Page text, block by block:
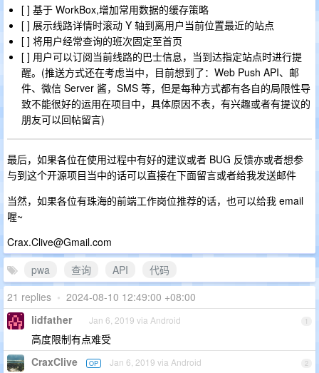
[ ] 基于 WorkBox,增加常用数据的缓存策略
[ ] 展示线路详情时滚动 Y 轴到离用户当前位置最近的站点
[ ] 将用户经常查询的班次固定至首页
[ ] 用户可以订阅当前线路的巴士信息，当到达指定站点时进行提
醒。(推送方式还在考虑当中，目前想到了：Web Push API、邮
件、微信 Server 酱，SMS 等，但是每种方式都有各自的局限性导
致不能很好的运用在项目中，具体原因不表，有兴趣或者有提议的
朋友可以回帖留言)
最后，如果各位在使用过程中有好的建议或者 BUG 反馈亦或者想参
与到这个开源项目当中的话可以直接在下面留言或者给我发送邮件
当然，如果各位有珠海的前端工作岗位推荐的话，也可以给我 email
喔~
Crax.Clive@Gmail.com
pwa
查询 API
代码
21 replies • 2024-08-10 12:49:00 +08:00
1
lidfather Jan 6, 2019 via Android
高度限制有点难受
2
CraxClive OP Jan 6, 2019 via Android